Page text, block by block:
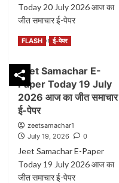
को
बचाने
कोशिश:
के
किनारों
पर
निकाली
गाद
के
Today 20 July 2026 आज का
जीत समाचार ई-पेपर
Read MoreRead
more
Jeet
Samachar
E-
20
July
2026
आज
का
FLASH ई-पेपर
Jeet Samachar E-
Paper Today 19 July
2026 आज का जीत समाचार
ई-पेपर
zeetsamachar1
July 19, 2026
0
Jeet Samachar E-Paper
Today 19 July 2026 आज का
जीत समाचार ई-पेपर